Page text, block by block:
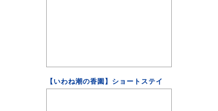
【いわね潮の香園】ショートステイ